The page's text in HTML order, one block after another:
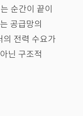
순간이 끝이
공급망의
의 전력 수요가
닌 구조적